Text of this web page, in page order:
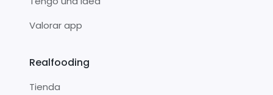
Valorar app
Realfooding
Tienda